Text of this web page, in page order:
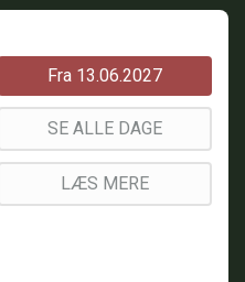
Fra 13.06.2027
SE ALLE DAGE
LÆS MERE